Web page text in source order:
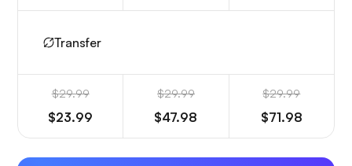
Transfer
$29.99
$23.99
$29.99
$47.98
$29.99
$71.98